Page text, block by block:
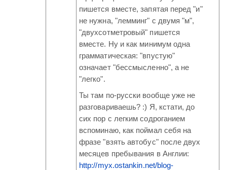
пишется вместе, запятая перед "и"
не нужна, "лемминг" с двумя "м",
"двухсотметровый" пишется
вместе. Ну и как минимум одна
грамматическая: "впустую"
означает "бессмысленно", а не
"легко".
Ты там по-русски вообще уже не
разговариваешь? :) Я, кстати, до
сих пор с легким содроганием
вспоминаю, как поймал себя на
фразе "взять автобус" после двух
месяцев пребывания в Англии:
http://myx.ostankin.net/blog-